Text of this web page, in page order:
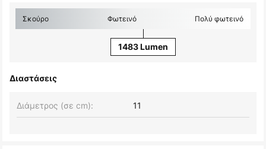
Σκούρο Φωτεινό Πολύ φωτεινό
1483 Lumen
Διαστάσεις
Διάμετρος (σε cm): 11